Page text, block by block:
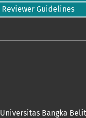
Reviewer Guidelines
Universitas Bangka